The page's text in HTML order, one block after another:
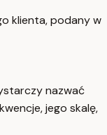
klienta, podany w
nazwać
jego skalę,